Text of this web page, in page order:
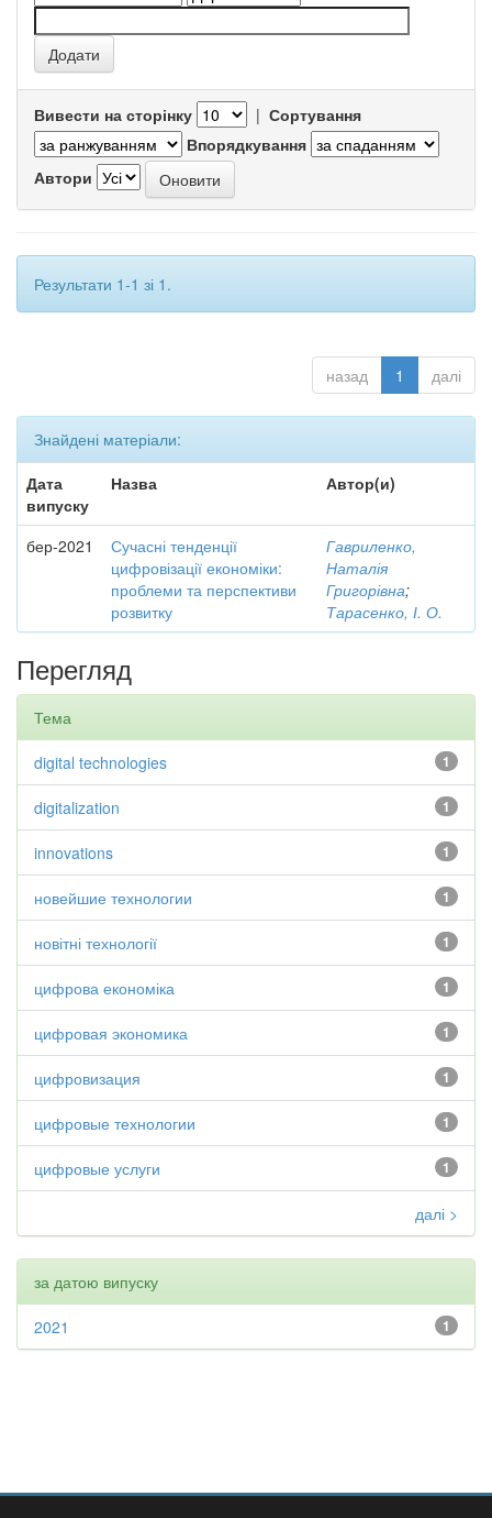
Вивести на сторінку | Сортування
Впорядкування
Автори
Результати 1-1 зі 1.
назад 1 далі
Знайдені матеріали:
Дата
випуску
Назва Автор(и)
бер-2021
Сучасні тенденції
цифровізації економіки:
проблеми та перспективи
розвитку
Гавриленко,
Наталія
Григорівна;
Тарасенко, І. О.
Перегляд
Тема
1
digital technologies
1
digitalization
1
innovations
1
новейшие технологии
1
новітні технології
1
цифрова економіка
1
цифровая экономика
1
цифровизация
1
цифровые технологии
1
цифровые услуги
далі >
за датою випуску
1
2021